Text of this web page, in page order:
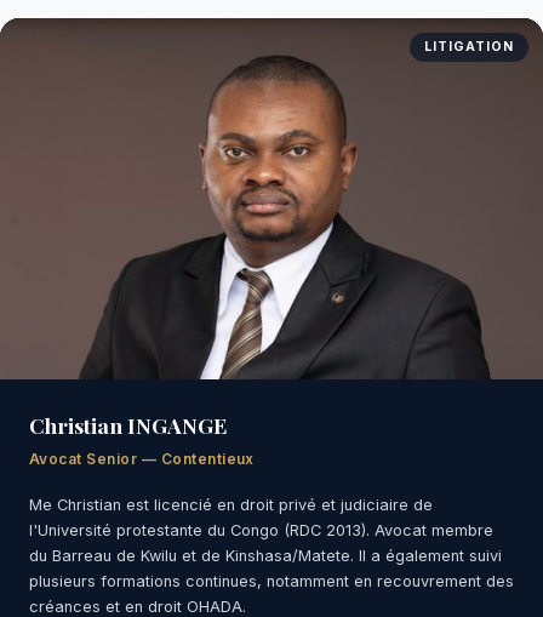
LITIGATION
Christian INGANGE
Avocat Senior — Contentieux
Me Christian est licencié en droit privé et judiciaire de
l'Université protestante du Congo (RDC 2013). Avocat membre
du Barreau de Kwilu et de Kinshasa/Matete. Il a également suivi
plusieurs formations continues, notamment en recouvrement des
créances et en droit OHADA.